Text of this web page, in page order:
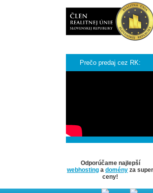
Prečo predaj cez RK:
Odporúčame najlepší
webhosting a domény za super
ceny!